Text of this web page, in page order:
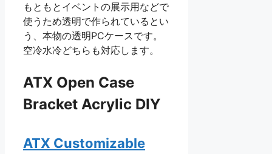
もともとイベントの展示用などで
使うため透明で作られているとい
う、本物の透明PCケースです。
空冷水冷どちらも対応します。
ATX Open Case
Bracket Acrylic DIY
ATX Customizable